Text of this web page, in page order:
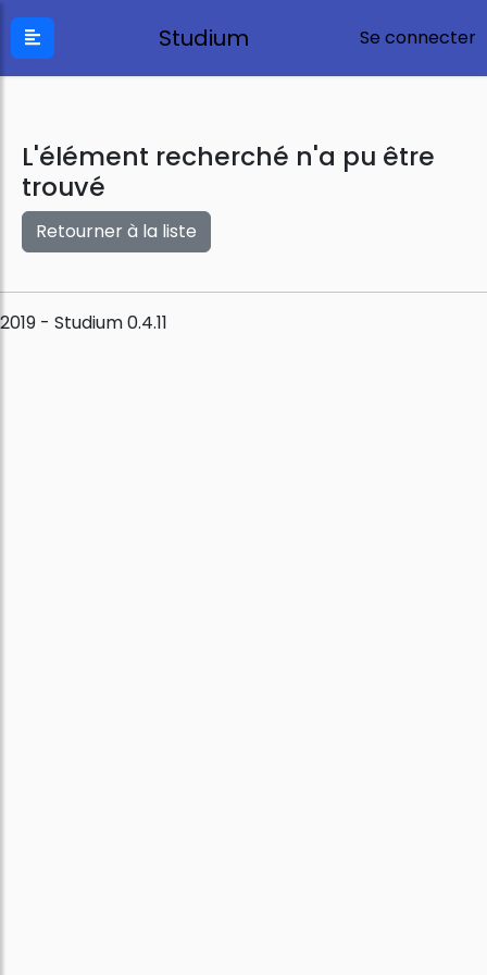
Studium Se connecter
L'élément recherché n'a pu être
trouvé
Retourner à la liste
2019 - Studium 0.4.11